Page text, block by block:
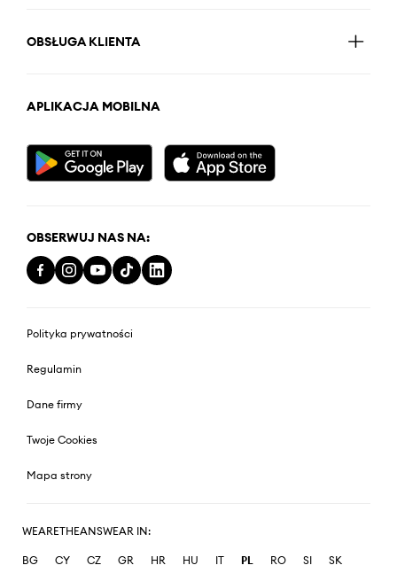
OBSŁUGA KLIENTA
APLIKACJA MOBILNA
OBSERWUJ NAS NA:
Polityka prywatności
Regulamin
Dane firmy
Twoje Cookies
Mapa strony
WEARETHEANSWEAR IN:
BG CY CZ GR HR HU IT PL RO SI SK